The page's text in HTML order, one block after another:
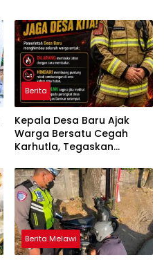
Berita
Kepala Desa Baru Ajak
Warga Bersatu Cegah
Karhutla, Tegaskan
Lahan
Berita Melawi